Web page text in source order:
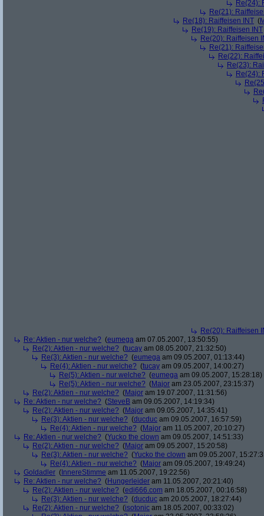
Re(24):
Re(21):
Re(18): Raiffeisen INT (
Re(19): Raiffeisen INT
Re(20): Raiffeisen
Re(21):
Re(22):
Re(23):
Re(24):
Re(20): Raiffeisen
Re: Aktien - nur welche? (eumega am 07.05.2007, 13:50:55)
Re(2): Aktien - nur welche? (tucay am 08.05.2007, 21:32:50)
Re(3): Aktien - nur welche? (eumega am 09.05.2007, 01:13:44)
Re(4): Aktien - nur welche? (tucay am 09.05.2007, 14:00:27)
Re(5): Aktien - nur welche? (eumega am 09.05.2007, 15:28:18)
Re(5): Aktien - nur welche? (Major am 23.05.2007, 23:15:37)
Re(2): Aktien - nur welche? (Major am 19.07.2007, 11:31:56)
Re: Aktien - nur welche? (SteveB am 09.05.2007, 14:19:34)
Re(2): Aktien - nur welche? (Major am 09.05.2007, 14:35:41)
Re(3): Aktien - nur welche? (ducduc am 09.05.2007, 16:57:59)
Re(4): Aktien - nur welche? (Major am 11.05.2007, 20:10:27)
Re: Aktien - nur welche? (Yucko the clown am 09.05.2007, 14:51:33)
Re(2): Aktien - nur welche? (Major am 09.05.2007, 15:20:58)
Re(3): Aktien - nur welche? (Yucko the clown am 09.05.2007,
Re(4): Aktien - nur welche? (Major am 09.05.2007, 19:49:24)
Goldadler ( InnereStimme am 11.05.2007, 19:22:56)
Re: Aktien - nur welche? (Hungerleider am 11.05.2007, 20:21:40)
Re(2): Aktien - nur welche? (edi666.com am 18.05.2007, 00:16:58)
Re(3): Aktien - nur welche? (ducduc am 20.05.2007, 18:27:44)
Re(2): Aktien - nur welche? (isotonic am 18.05.2007, 00:33:02)